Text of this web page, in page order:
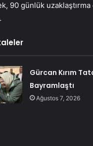
90 günlük uzaklaştırma
Gürcan Kırım
Bayramlaştı
Ağustos 7, 2026